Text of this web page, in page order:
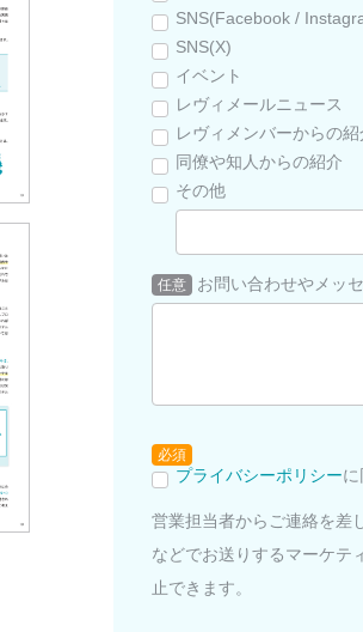
SNS(Facebook /
SNS(X)
イベント
レヴィメールニュース
レヴィメンバーからの紹
同僚や知人からの紹介
その他
任意 お問い合わせやメッ
必須
プライバシーポリシーに
営業担当者からご連絡を差
などでお送りするマーケテ
止できます。